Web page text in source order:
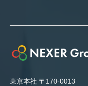
東京本社 〒170-0013